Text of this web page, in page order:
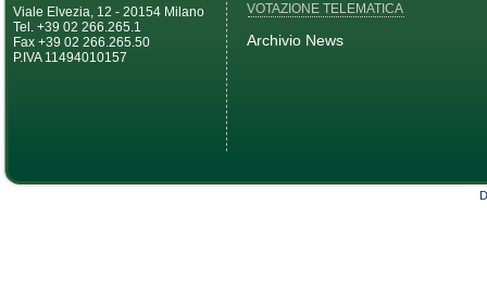
Viale Elvezia, 12 - 20154 Milano
Tel. +39 02 266.265.1
Fax +39 02 266.265.50
P.IVA 11494010157
VOTAZIONE TELEMATICA
Archivio News